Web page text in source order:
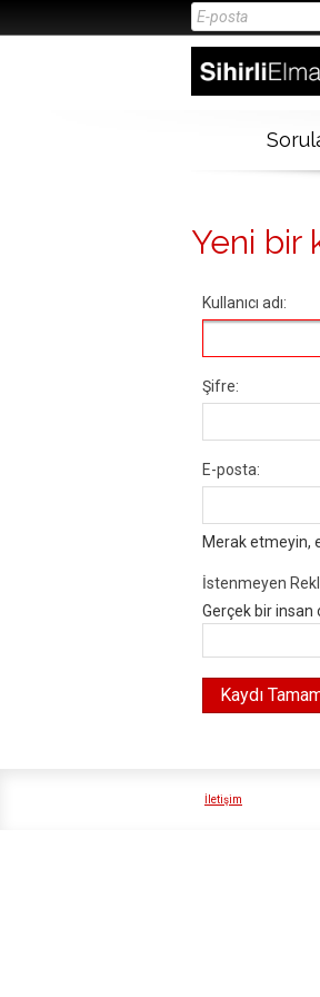
Yeni bir
Kullanıcı adı:
Şifre:
E-posta:
Merak etmeyin,
İstenmeyen
Gerçek bir insan
İletişim